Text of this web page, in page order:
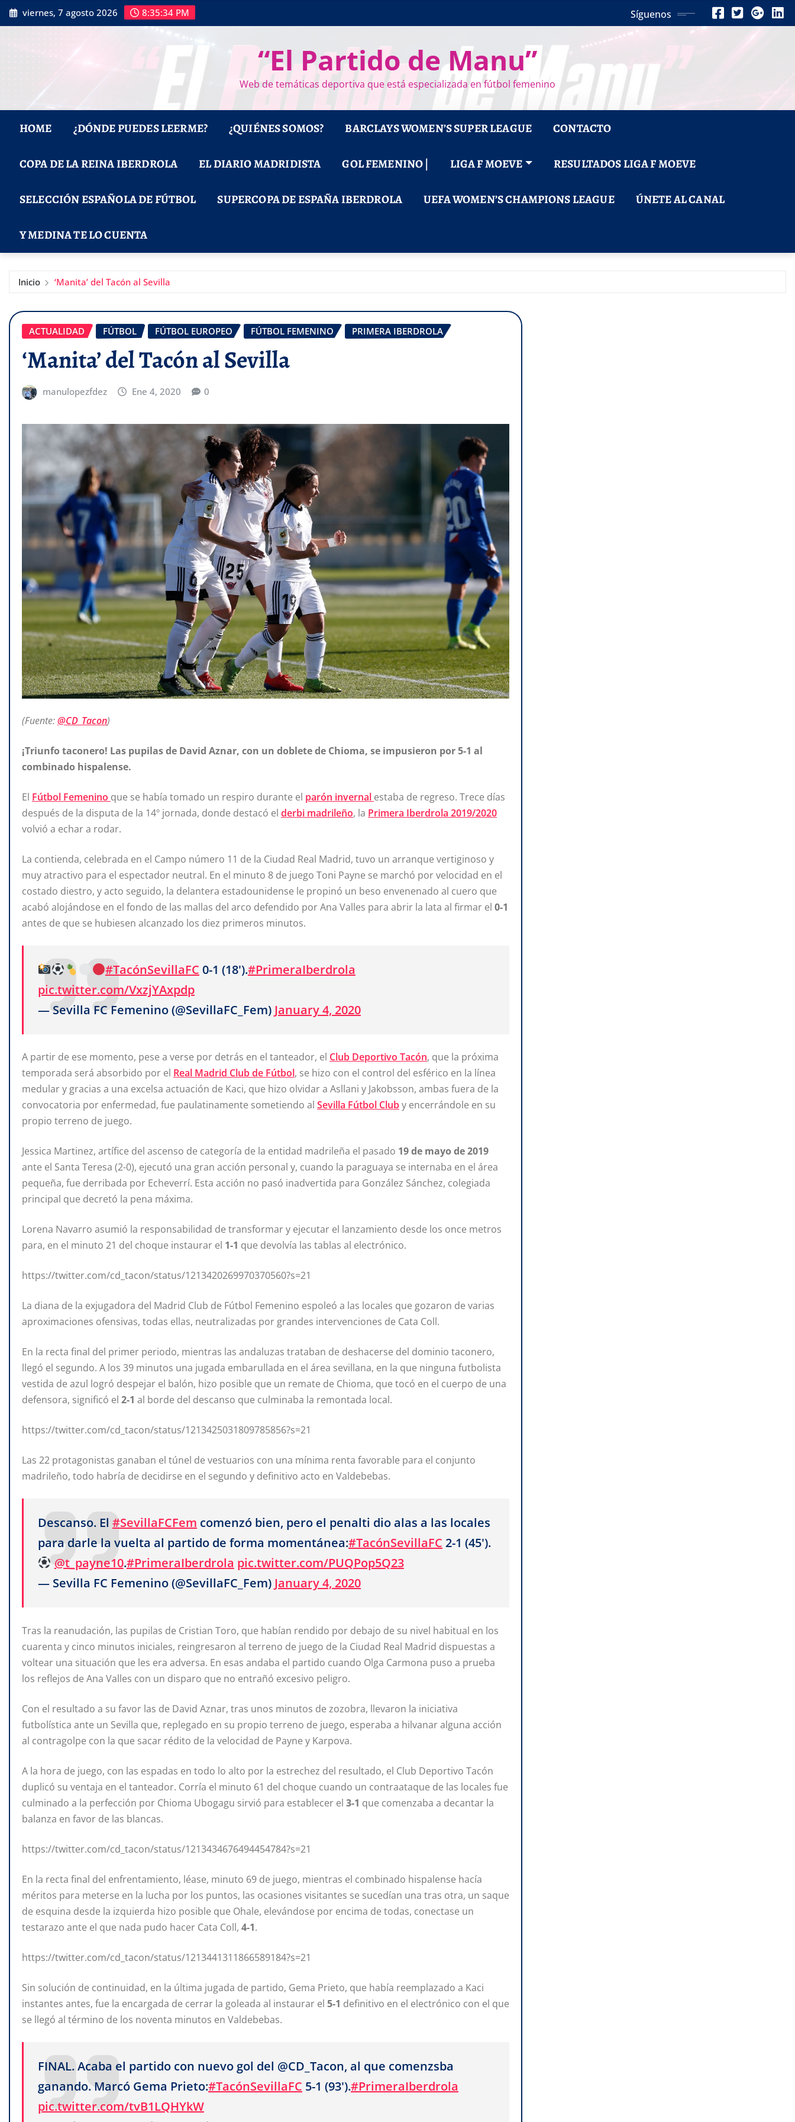
Saltar
al
viernes, 7 agosto 2026 8:35:35 PM Síguenos
“El Partido de Manu”
Web de temáticas deportiva que está especializada en fútbol femenino
HOME ¿DÓNDE PUEDES LEERME? ¿QUIÉNES SOMOS? BARCLAYS WOMEN’S SUPER LEAGUE CONTACTO
COPA DE LA REINA IBERDROLA EL DIARIO MADRIDISTA GOL FEMENINO | LIGA F MOEVE RESULTADOS LIGA F MOEVE
SELECCIÓN ESPAÑOLA DE FÚTBOL SUPERCOPA DE ESPAÑA IBERDROLA UEFA WOMEN’S CHAMPIONS LEAGUE ÚNETE AL CANAL
Y MEDINA TE LO CUENTA
Inicio ‘Manita’ del Tacón al Sevilla
ACTUALIDAD FÚTBOL FÚTBOL EUROPEO FÚTBOL FEMENINO PRIMERA IBERDROLA
‘Manita’ del Tacón al Sevilla
manulopezfdez Ene 4, 2020 0
(Fuente:@CD_Tacon)
¡Triunfo taconero! Las pupilas de David Aznar, con un doblete de Chioma, se impusieron por 5-1 al
combinado hispalense.
El Fútbol Femenino que se había tomado un respiro durante el parón invernal estaba de regreso. Trece días
después de la disputa de la 14º jornada, donde destacó el derbi madrileño, la Primera Iberdrola 2019/2020
volvió a echar a rodar.
La contienda, celebrada en el Campo número 11 de la Ciudad Real Madrid, tuvo un arranque vertiginoso y
muy atractivo para el espectador neutral. En el minuto 8 de juego Toni Payne se marchó por velocidad en el
costado diestro, y acto seguido, la delantera estadounidense le propinó un beso envenenado al cuero que
acabó alojándose en el fondo de las mallas del arco defendido por Ana Valles para abrir la lata al firmar el 0-1
antes de que se hubiesen alcanzado los diez primeros minutos.
#TacónSevillaFC 0-1 (18').#PrimeraIberdrola
pic.twitter.com/VxzjYAxpdp
— Sevilla FC Femenino (@SevillaFC_Fem) January 4, 2020
A partir de ese momento, pese a verse por detrás en el tanteador, el Club Deportivo Tacón, que la próxima
temporada será absorbido por el Real Madrid Club de Fútbol, se hizo con el control del esférico en la línea
medular y gracias a una excelsa actuación de Kaci, que hizo olvidar a Asllani y Jakobsson, ambas fuera de la
convocatoria por enfermedad, fue paulatinamente sometiendo al Sevilla Fútbol Cluby encerrándole en su
propio terreno de juego.
Jessica Martinez, artífice del ascenso de categoría de la entidad madrileña el pasado 19 de mayo de 2019
ante el Santa Teresa (2-0), ejecutó una gran acción personal y, cuando la paraguaya se internaba en el área
pequeña, fue derribada por Echeverrí. Esta acción no pasó inadvertida para González Sánchez, colegiada
principal que decretó la pena máxima.
Lorena Navarro asumió la responsabilidad de transformar y ejecutar el lanzamiento desde los once metros
para, en el minuto 21 del choque instaurar el 1-1 que devolvía las tablas al electrónico.
https://twitter.com/cd_tacon/status/1213420269970370560?s=21
La diana de la exjugadora del Madrid Club de Fútbol Femenino espoleó a las locales que gozaron de varias
aproximaciones ofensivas, todas ellas, neutralizadas por grandes intervenciones de Cata Coll.
En la recta final del primer periodo, mientras las andaluzas trataban de deshacerse del dominio taconero,
llegó el segundo. A los 39 minutos una jugada embarullada en el área sevillana, en la que ninguna futbolista
vestida de azul logró despejar el balón, hizo posible que un remate de Chioma, que tocó en el cuerpo de una
defensora, significó el 2-1 al borde del descanso que culminaba la remontada local.
https://twitter.com/cd_tacon/status/1213425031809785856?s=21
Las 22 protagonistas ganaban el túnel de vestuarios con una mínima renta favorable para el conjunto
madrileño, todo habría de decidirse en el segundo y definitivo acto en Valdebebas.
Descanso. El #SevillaFCFem comenzó bien, pero el penalti dio alas a las locales
para darle la vuelta al partido de forma momentánea:#TacónSevillaFC 2-1 (45').
@t_payne10.#PrimeraIberdrola pic.twitter.com/PUQPop5Q23
— Sevilla FC Femenino (@SevillaFC_Fem) January 4, 2020
Tras la reanudación, las pupilas de Cristian Toro, que habían rendido por debajo de su nivel habitual en los
cuarenta y cinco minutos iniciales, reingresaron al terreno de juego de la Ciudad Real Madrid dispuestas a
voltear una situación que les era adversa. En esas andaba el partido cuando Olga Carmona puso a prueba
los reflejos de Ana Valles con un disparo que no entrañó excesivo peligro.
Con el resultado a su favor las de David Aznar, tras unos minutos de zozobra, llevaron la iniciativa
futbolística ante un Sevilla que, replegado en su propio terreno de juego, esperaba a hilvanar alguna acción
al contragolpe con la que sacar rédito de la velocidad de Payne y Karpova.
A la hora de juego, con las espadas en todo lo alto por la estrechez del resultado, el Club Deportivo Tacón
duplicó su ventaja en el tanteador. Corría el minuto 61 del choque cuando un contraataque de las locales fue
culminado a la perfección por Chioma Ubogagu sirvió para establecer el 3-1 que comenzaba a decantar la
balanza en favor de las blancas.
https://twitter.com/cd_tacon/status/1213434676494454784?s=21
En la recta final del enfrentamiento, léase, minuto 69 de juego, mientras el combinado hispalense hacía
méritos para meterse en la lucha por los puntos, las ocasiones visitantes se sucedían una tras otra, un saque
de esquina desde la izquierda hizo posible que Ohale, elevándose por encima de todas, conectase un
testarazo ante el que nada pudo hacer Cata Coll, 4-1.
https://twitter.com/cd_tacon/status/1213441311866589184?s=21
Sin solución de continuidad, en la última jugada de partido, Gema Prieto, que había reemplazado a Kaci
instantes antes, fue la encargada de cerrar la goleada al instaurar el 5-1 definitivo en el electrónico con el que
se llegó al término de los noventa minutos en Valdebebas.
FINAL. Acaba el partido con nuevo gol del @CD_Tacon, al que comenzsba
ganando. Marcó Gema Prieto:#TacónSevillaFC 5-1 (93').#PrimeraIberdrola
pic.twitter.com/tvB1LQHYkW